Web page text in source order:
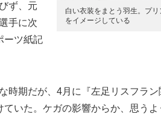
白い衣装をまとう羽生。プ
をイメージしている
ず、元
手に次
ーツ紙記
期だが、4月に『左足リスフラン
いた。ケガの影響からか、思う